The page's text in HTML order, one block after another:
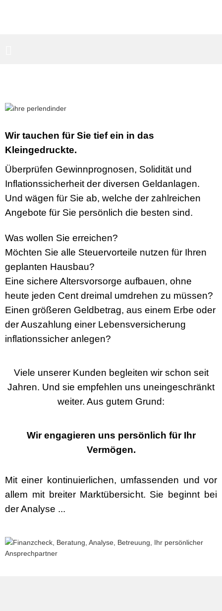
Wir tauchen für Sie tief ein in das
Kleingedruckte.
Überprüfen Gewinnprognosen, Solidität und
Inflationssicherheit der diversen Geldanlagen.
Und wägen für Sie ab, welche der zahlreichen
Angebote für Sie persönlich die besten sind.
Was wollen Sie erreichen?
Möchten Sie alle Steuervorteile nutzen für Ihren
geplanten Hausbau?
Eine sichere Altersvorsorge aufbauen, ohne
heute jeden Cent dreimal umdrehen zu müssen?
Einen größeren Geldbetrag, aus einem Erbe oder
der Auszahlung einer Lebensversicherung
inflationssicher anlegen?
Viele unserer Kunden begleiten wir schon seit
Jahren. Und sie empfehlen uns uneingeschränkt
weiter. Aus gutem Grund:
Wir engagieren uns persönlich für Ihr
Vermögen.
Mit einer kontinuierlichen, umfassenden und vor
allem mit breiter Marktübersicht. Sie beginnt bei
der Analyse ...